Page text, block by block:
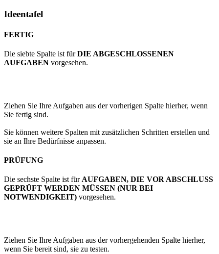
Ideentafel
FERTIG
Die siebte Spalte ist fürDIE ABGESCHLOSSENEN
AUFGABEN vorgesehen.
Ziehen Sie Ihre Aufgaben aus der vorherigen Spalte hierher, wenn
Sie fertig sind.
Sie können weitere Spalten mit zusätzlichen Schritten erstellen und
sie an Ihre Bedürfnisse anpassen.
PRÜFUNG
Die sechste Spalte ist fürAUFGABEN, DIE VOR ABSCHLUSS
GEPRÜFT WERDEN MÜSSEN (NUR BEI
NOTWENDIGKEIT) vorgesehen.
Ziehen Sie Ihre Aufgaben aus der vorhergehenden Spalte hierher,
wenn Sie bereit sind, sie zu testen.